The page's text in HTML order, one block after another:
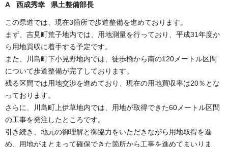
A 西成秀幸 県土整備部長
この県道では、現在3箇所で歩道整備を進めております。
まず、吉見町荒子地内では、用地測量を行っており、平成31年度か
ら用地買収に着手する予定です。
また、川島町下小見野地内では、徒歩橋から南の120メートル区間
について歩道整備が完了しております。
残る区間では用地交渉を進めており、現在の用地買収率は20％とな
っております。
さらに、川島町上伊草地内では、用地が取得できた60メートル区間
の工事を発注したところです。
引き続き、地元の御理解と御協力をいただきながら用地取得を進
め、用地がまとまって確保できた箇所から工事を進めてまいりま